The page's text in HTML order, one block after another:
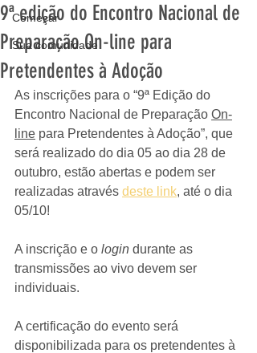
Começar
Sua comunidade
9ª edição do Encontro Nacional de
Preparação On-line para
Pretendentes à Adoção
As inscrições para o “9ª Edição do
Encontro Nacional de Preparação On-
line para Pretendentes à Adoção”, que
será realizado do dia 05 ao dia 28 de
outubro, estão abertas e podem ser
realizadas através deste link, até o dia
05/10!
A inscrição e o login durante as
transmissões ao vivo devem ser
individuais.
A certificação do evento será
disponibilizada para os pretendentes à